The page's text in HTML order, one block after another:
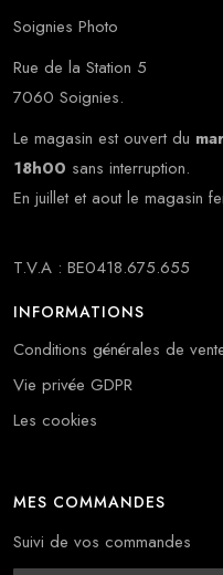
Soignies Photo
Rue de la Station 5
7060 Soignies.
Le magasin est ouvert du
18h00 sans interruption.
En juillet et aout le magasin
T.V.A : BE0418.675.655
INFORMATIONS
Conditions générales de
Vie privée GDPR
Les cookies
MES COMMANDES
Suivi de vos commandes